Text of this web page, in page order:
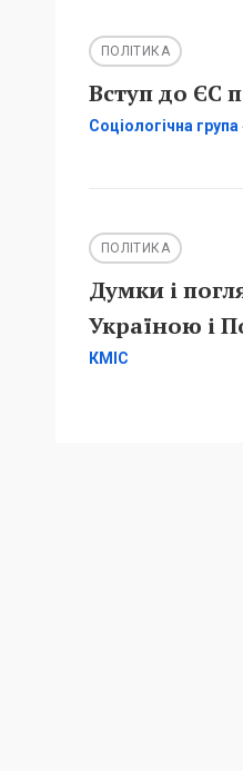
ПОЛІТИКА
Вступ до ЄС
Соціологічна
ПОЛІТИКА
Думки і
Україною і
КМІС